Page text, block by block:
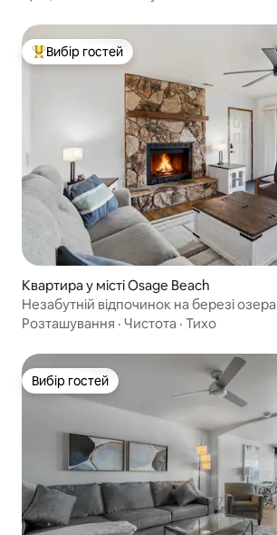
Топ вибір гостей
Вибір гостей
Квартира у місті Osage Beach
Незабутній відпочинок на березі озера
Розташування · Чистота · Тихо
Вибір гостей
Вибір гостей